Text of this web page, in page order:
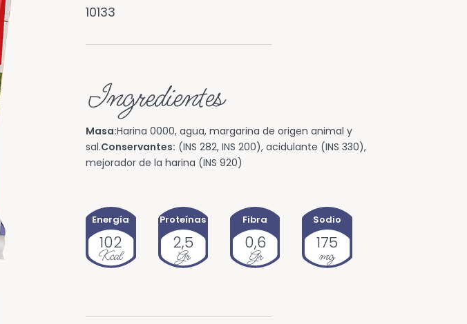
10133
Ingredientes
Masa:Harina 0000, agua, margarina de origen animal y
sal.Conservantes: (INS 282, INS 200), acidulante (INS 330),
mejorador de la harina (INS 920)
Energía
102
Kcal
Proteínas
2,5
Gr
Fibra
0,6
Gr
Sodio
175
mg